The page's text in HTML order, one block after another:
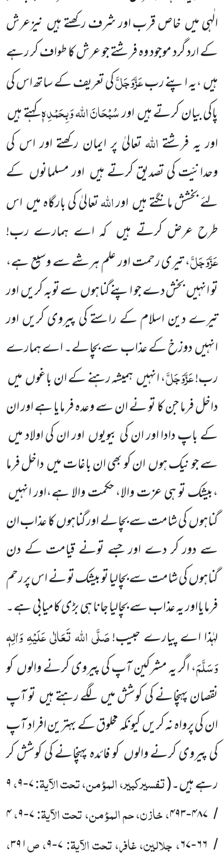
الٰہی میںخاص قرب اور شرف رکھتے ہیںنیزعرش
کے ارد گرد موجود وہ فرشتے جو عرش کا طواف کر رہے
ہیں،یہ اپنے ربعَزَّوَجَلَّکی تعریف کے ساتھ اس کی
پاکی بیان کرتے ہیںاورسُبْحَانَ اللہ وَبِحَمْدِہٖکہتے ہیں
اور یہ فرشتےاللہتعالیٰ پر ایمان رکھتے اور اسکی
وحدانیّت کی تصدیق کرتے ہیں اور مسلمانوں کے
لئے بخشش مانگتے ہیںاوراللہتعالیٰ کیبارگاہ میںاس
طرح عرض کرتے ہیں کہ اے ہمارے رب!
عَزَّوَجَلَّ، تیری رحمت اور علمہرشے سے وسیع ہے،
تو انہیںبخش دے جو اپنے گناہوںسے توبہ کریںاور
تیرے دین اسلام کے راستے کی پیروی کریں اور
انہیںدوزخ کے عذاب سے بچالے۔ اے ہمارے
رب!عَزَّوَجَلَّ، انہیںہمیشہ رہنے کے ان باغوںمیں
داخل فرما جن کا تو نے ان سے وعدہ فرمایا ہے اور ان
کے باپ دادا اور ان کی بیویوںاور ان کی اولاد میں
سے جو نیک ہوںان کو بھی ان باغات میںداخل فرما
،بیشک تو ہی عزت والا، حکمت والا ہے،اور انہیں
گناہوںکی شامت سے بچالے اور گناہوںکا عذاب ان
سے دور کر دے اور جسے تونے قیامت کے دن
گناہوںکی شامت سے بچالیا تو بیشک تو نے اس پر رحم
فرمایااور یہ عذاب سے بچالیا جانا ہی بڑی کامیابی ہے۔
لہٰذا اے پیارے حبیب!صَلَّی اللہ تَعَالٰی عَلَیْہِ وَاٰلِہٖ
وَسَلَّمَ، اگر یہ مشرکین آپ کی پیروی کرنے والوںکو
نقصان پہنچانے کی کوشش میںلگے رہتے ہیںتو آپ
ان کی پرواہ نہ کریںکیونکہ مخلوق کے بہترین افراد آپ
کی پیروی کرنے والوںکو فائدہ پہنچانے کی کوشش کر
رہے ہیں۔(تفسیرکبیر، المؤمن، تحت الآیۃ:۷-۹،۹
/ ۴۸۷-۴۹۳، خازن، حم المؤمن، تحت الآیۃ:۷-۹،۴
/ ۶۶-۶۷، جلالین، غافر، تحت الآیۃ:۷-۹، ص۳۹۱،